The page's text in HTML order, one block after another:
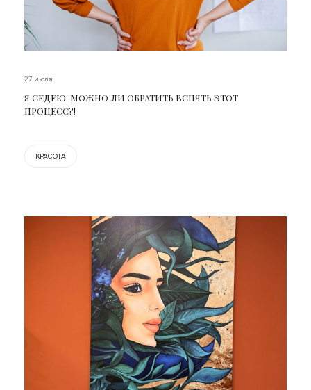
27 июля
Я СЕДЕЮ: МОЖНО ЛИ ОБРАТИТЬ ВСПЯТЬ ЭТОТ
ПРОЦЕСС?!
КРАСОТА